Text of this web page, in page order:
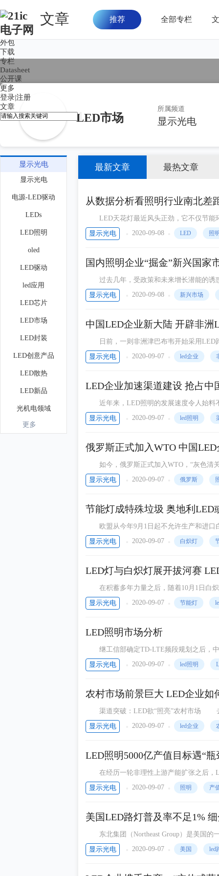
LED市场
所属频道
显示光电
最新文章 最热文章
从数据分析看照明行业南北差
LED天花灯最近风头正劲，它不仅节能
照明产品。led天花灯以其独特的产品优
显示光电 2020-09-08 LED 照
国内照明企业“掘金”新兴国家
过去几年，受政策和未来增长潜能的诱
游恶性竞争，企业利润大幅下降，并出现
显示光电 2020-09-08 新兴市场
中国LED企业新大陆 开辟非洲
日前，一则非洲津巴布韦开始采用LED
显示光电 2020-09-07 led企业
LED企业加速渠道建设 抢占中
近年来，LED照明的发展速度令人始料
场，而飞利浦、欧司朗、GE等传统国际照
显示光电 2020-09-07 led照明
俄罗斯正式加入WTO 中国
如今，俄罗斯正式加入WTO，“灰色清关
等方面都将作出相应的调整。俄罗斯入世
显示光电 2020-09-07 俄罗斯
节能灯成特殊垃圾 奥地利LED
欧盟从今年9月1日起不允许生产和进口
道中强调市场上的白炽灯并不“下架”，对人
显示光电 2020-09-07 白炽灯
LED灯与白炽灯展开拔河赛
在积蓄多年力量之后，随着10月1日白炽
河赛”正式拉开帷幕。记者采访发现，尽管
显示光电 2020-09-07 节能灯
LED照明市场分析
继工信部确定TD-LTE频段规划之后，中国移动首
备商人士处获悉，中国移动已在10月12日
显示光电 2020-09-07 led照明
农村市场前景巨大 LED企业如
渠道突破：LED欲“照亮”农村市场 去年以来，随着欧美市场的低迷，国内市场渐成为众多品牌企业转
战的主战场之一。一向以“价格高、档次高
显示光电 2020-09-07 led企业
LED照明5000亿产值目标遇“瓶
在经历一轮非理性上游产能扩张之后，LED产
示，2011年中国LED产业产值达1540亿元，
显示光电 2020-09-07 照明 产
美国LED路灯普及率不足1%
东北集团（Northeast Group）是美国的
ED路灯市民满意度的调查，显示在美国已
显示光电 2020-09-07 美国 led
显示光电
显示光电
电源-LED驱动
LEDs
LED照明
oled
LED驱动
led应用
LED芯片
LED市场
LED封装
LED创意产品
LED散热
LED新品
光机电领域
光学设计
更多
首页
论坛
外包
下载
专栏
Datasheet
公开课
更多
登录|注册
文章
文章 推荐 全部专栏